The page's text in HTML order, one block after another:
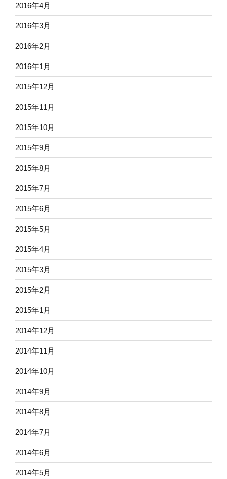
2016年4月
2016年3月
2016年2月
2016年1月
2015年12月
2015年11月
2015年10月
2015年9月
2015年8月
2015年7月
2015年6月
2015年5月
2015年4月
2015年3月
2015年2月
2015年1月
2014年12月
2014年11月
2014年10月
2014年9月
2014年8月
2014年7月
2014年6月
2014年5月